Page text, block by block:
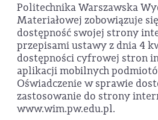
Politechnika Warszawska
Materiałowej zobowiązuje
dostępność swojej strony
przepisami ustawy z dnia 4
dostępności cyfrowej stron
aplikacji mobilnych
Oświadczenie w sprawie
zastosowanie do strony
www.wim.pw.edu.pl.